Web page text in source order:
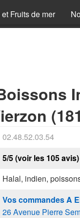
et Fruits de mer
02.48.52.03.54
5/5 (voir les 105 avis)
Halal, indien,
Vos commandes A
26 Avenue Pierre